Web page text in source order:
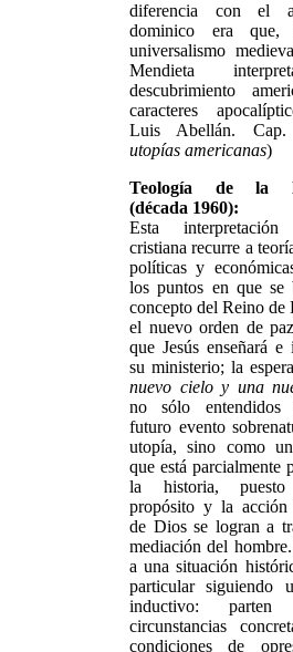
diferencia con el
dominico era que,
universalismo
Mendieta
descubrimiento
caracteres
Luis Abellán.
utopías americanas)
Teología de la
(década 1960):
Esta interpretación
cristiana recurre a
políticas y
los puntos en que se
concepto del Reino de
el nuevo orden de
que Jesús enseñará e
su ministerio; la
nuevo cielo y una
no sólo entendidos
futuro evento
utopía, sino como
que está parcialmente
la historia,
propósito y la acción
de Dios se logran a
mediación del
a una situación
particular siguiendo
inductivo:
circunstancias
condiciones de